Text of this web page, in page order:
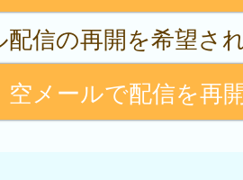
配信の再開を希望さ
空メールで配信を再